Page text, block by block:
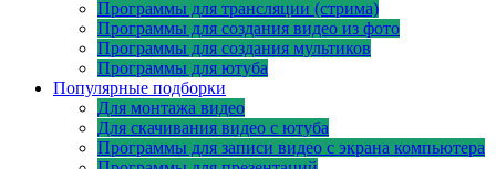
Программы для трансляции (стрима)
Программы для создания видео из фото
Программы для создания мультиков
Программы для ютуба
Популярные подборки
Для монтажа видео
Для скачивания видео с ютуба
Программы для записи видео с экрана компьютера